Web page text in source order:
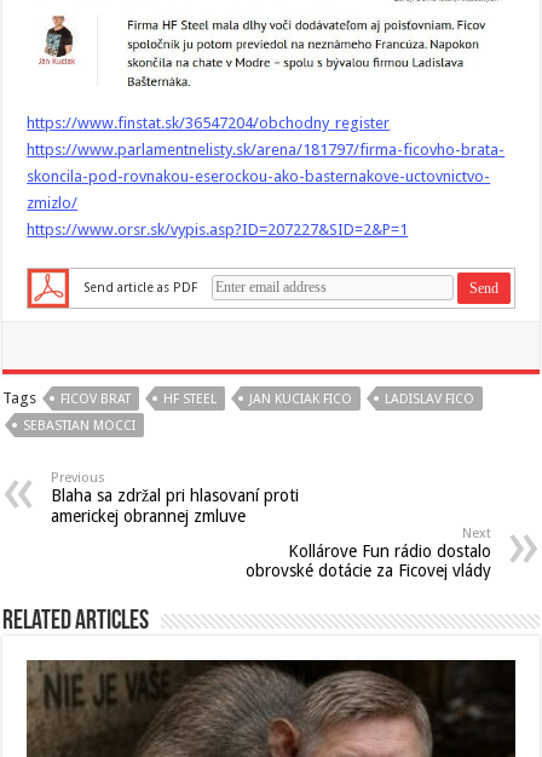
https://www.finstat.sk/36547204/obchodny_register
https://www.parlamentnelisty.sk/arena/181797/firma-ficovho-brata-
skoncila-pod-rovnakou-eserockou-ako-basternakove-uctovnictvo-
zmizlo/
https://www.orsr.sk/vypis.asp?ID=207227&SID=2&P=1
Send article as PDF
Tags FICOV BRAT HF STEEL JAN KUCIAK FICO
LADISLAV FICO
SEBASTIAN MOCCI
Previous
Blaha sa zdržal pri hlasovaní proti
americkej obrannej zmluve
Next
Kollárove Fun rádio dostalo
obrovské dotácie za Ficovej vlády
Related Articles